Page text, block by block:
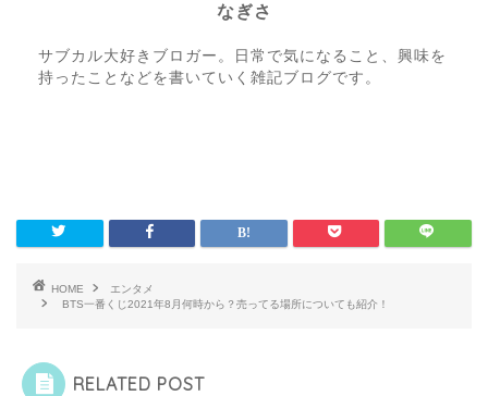
なぎさ
サブカル大好きブロガー。日常で気になること、興味を
持ったことなどを書いていく雑記ブログです。
HOME
エンタメ
BTS一番くじ2021年8月何時から？売ってる場所についても紹介！
RELATED POST